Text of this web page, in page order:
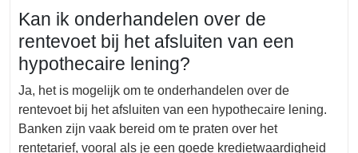
Kan ik onderhandelen over de
rentevoet bij het afsluiten van een
hypothecaire lening?
Ja, het is mogelijk om te onderhandelen over de
rentevoet bij het afsluiten van een hypothecaire lening.
Banken zijn vaak bereid om te praten over het
rentetarief, vooral als je een goede kredietwaardigheid